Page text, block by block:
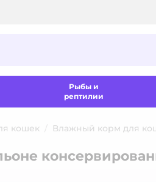
Рыбы и
рептилии
кошек Влажный корм для